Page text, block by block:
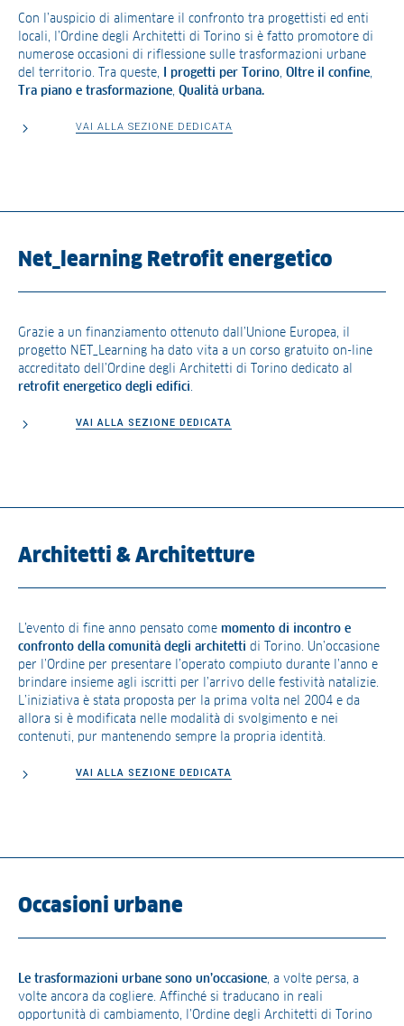
Con l’auspicio di alimentare il confronto tra progettisti ed enti
locali, l’Ordine degli Architetti di Torino si è fatto promotore di
numerose occasioni di riflessione sulle trasformazioni urbane
del territorio. Tra queste,
I progetti per Torino, Oltre il confine,
Tra piano e trasformazione, Qualità urbana.
VAI ALLA SEZIONE DEDICATA
Net_learning Retrofit energetico
Grazie a un finanziamento ottenuto dall’Unione Europea, il
progetto NET_Learning ha dato vita a un corso gratuito on-line
accreditato dell’Ordine degli Architetti di Torino dedicato al
retrofit energetico degli edifici.
VAI ALLA SEZIONE DEDICATA
Architetti & Architetture
L’evento di fine anno pensato come momento di incontro e
confronto della comunità degli architetti di Torino. Un’occasione
per l’Ordine per presentare l’operato compiuto durante l’anno e
brindare insieme agli iscritti per l’arrivo delle festività natalizie.
L’iniziativa è stata proposta per la prima volta nel 2004 e da
allora si è modificata nelle modalità di svolgimento e nei
contenuti, pur mantenendo sempre la propria identità.
VAI ALLA SEZIONE DEDICATA
Occasioni urbane
Le trasformazioni urbane sono un’occasione, a volte persa, a
volte ancora da cogliere. Affinché si traducano in reali
opportunità di cambiamento, l’Ordine degli Architetti di Torino